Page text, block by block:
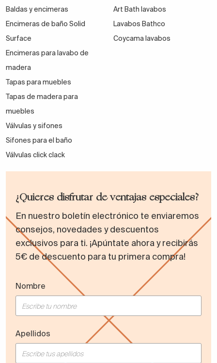
Baldas y encimeras
Encimeras de baño Solid
Surface
Encimeras para lavabo de
madera
Tapas para muebles
Tapas de madera para
muebles
Válvulas y sifones
Sifones para el baño
Válvulas click clack
Art Bath lavabos
Lavabos Bathco
Coycama lavabos
¿Quieres disfrutar de ventajas especiales?
En nuestro boletín electrónico te enviaremos
consejos, novedades y descuentos
exclusivos para ti. ¡Apúntate ahora y recibirás
5€ de descuento para tu primera compra!
Nombre
Apellidos